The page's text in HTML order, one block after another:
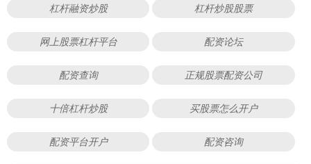
杠杆融资炒股 杠杆炒股股票
网上股票杠杆平台 配资论坛
配资查询 正规股票配资公司
十倍杠杆炒股 买股票怎么开户
配资平台开户 配资咨询